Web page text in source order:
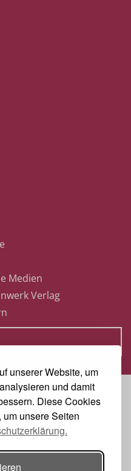
unserer Website, um
und damit
Diese Cookies
unsere Seiten
Medien
Verlag